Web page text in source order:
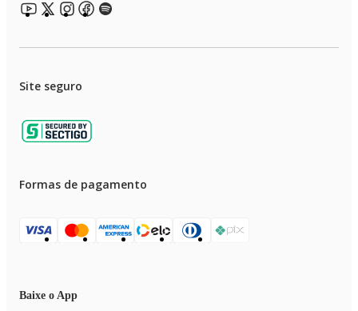
Site seguro
Formas de pagamento
Baixe o App